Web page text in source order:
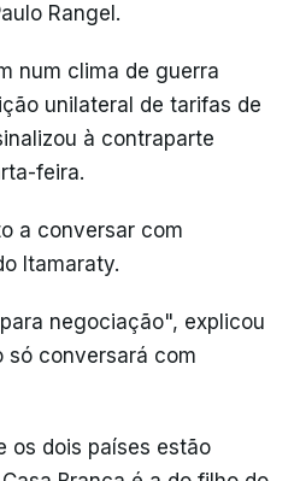
Rangel.
num clima de guerra
unilateral de tarifas de
à contraparte
feira.
a conversar com
Itamaraty.
negociação", explicou
só conversará com
os dois países estão